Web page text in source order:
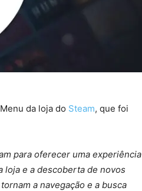
da loja do Steam, que foi
para oferecer uma experiência
loja e a descoberta de novos
a navegação e a busca